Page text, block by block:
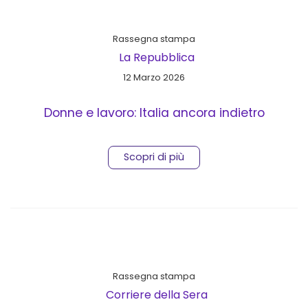
Rassegna stampa
La Repubblica
12 Marzo 2026
Donne e lavoro: Italia ancora indietro
Scopri di più
Rassegna stampa
Corriere della Sera